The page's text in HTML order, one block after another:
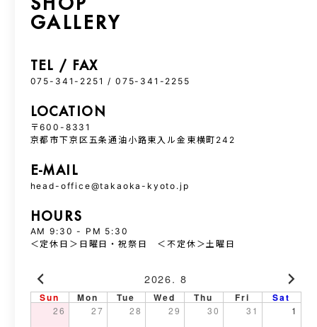
GALLERY
TEL / FAX
075-341-2251 / 075-341-2255
LOCATION
〒600-8331
京都市下京区五条通油小路東入ル金東横町242
E-MAIL
head-office@takaoka-kyoto.jp
HOURS
AM 9:30 - PM 5:30
＜定休日＞日曜日・祝祭日 ＜不定休＞土曜日
2026. 8
Sun Mon Tue Wed Thu Fri Sat
26 27 28 29 30 31 1